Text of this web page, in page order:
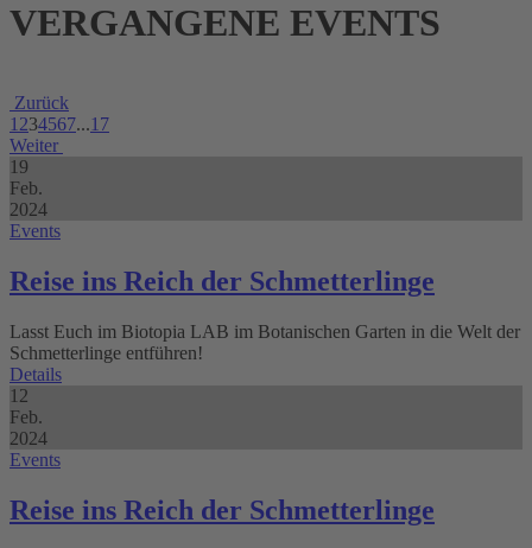
VERGANGENE EVENTS
Zurück
1 234567...17
Weiter
19
Feb.
2024
Events
Reise ins Reich der Schmetterlinge
Lasst Euch im Biotopia LAB im Botanischen Garten in die Welt der
Schmetterlinge entführen!
Details
12
Feb.
2024
Events
Reise ins Reich der Schmetterlinge